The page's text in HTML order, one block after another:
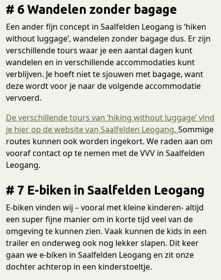
# 6 Wandelen zonder bagage
Een ander fijn concept in Saalfelden Leogang is ‘hiken
without luggage’, wandelen zonder bagage dus. Er zijn
verschillende tours waar je een aantal dagen kunt
wandelen en in verschillende accommodaties kunt
verblijven. Je hoeft niet te sjouwen met bagage, want
deze wordt voor je naar de volgende accommodatie
vervoerd.
De verschillende tours van ‘hiking without luggage’ vind
je hier op de website van Saalfelden Leogang. Sommige
routes kunnen ook worden ingekort. We raden aan om
vooraf contact op te nemen met de VVV in Saalfelden
Leogang.
# 7 E-biken in Saalfelden Leogang
E-biken vinden wij – vooral met kleine kinderen- altijd
een super fijne manier om in korte tijd veel van de
omgeving te kunnen zien. Vaak kunnen de kids in een
trailer en onderweg ook nog lekker slapen. Dit keer
gaan we e-biken in Saalfelden Leogang en zit onze
dochter achterop in een kinderstoeltje.